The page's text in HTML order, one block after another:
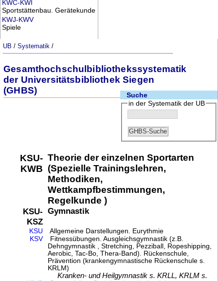
KWC-KWI
Sportstättenbau. Gerätekunde
KWJ-KWV
Spiele
UB /Systematik /
Gesamthochschulbibliothekssystematik
der Universitätsbibliothek Siegen
(GHBS)
Suche
in der Systematik der UB
KSU-
KWB
Theorie der einzelnen Sportarten
(Spezielle Trainingslehren,
Methodiken,
Wettkampfbestimmungen,
Regelkunde )
KSU-
KSZ
Gymnastik
KSU
Allgemeine Darstellungen. Eurythmie
KSV
Fitnessübungen. Ausgleichsgymnastik (z.B.
Dehngymnastik , Stretching, Pezziball, Ropeshipping,
Aerobic, Tac-Bo, Thera-Band). Rückenschule,
Prävention (krankengymnastische Rückenschule s.
KRLM)
Kranken- und Heilgymnastik s. KRLL, KRLM s.